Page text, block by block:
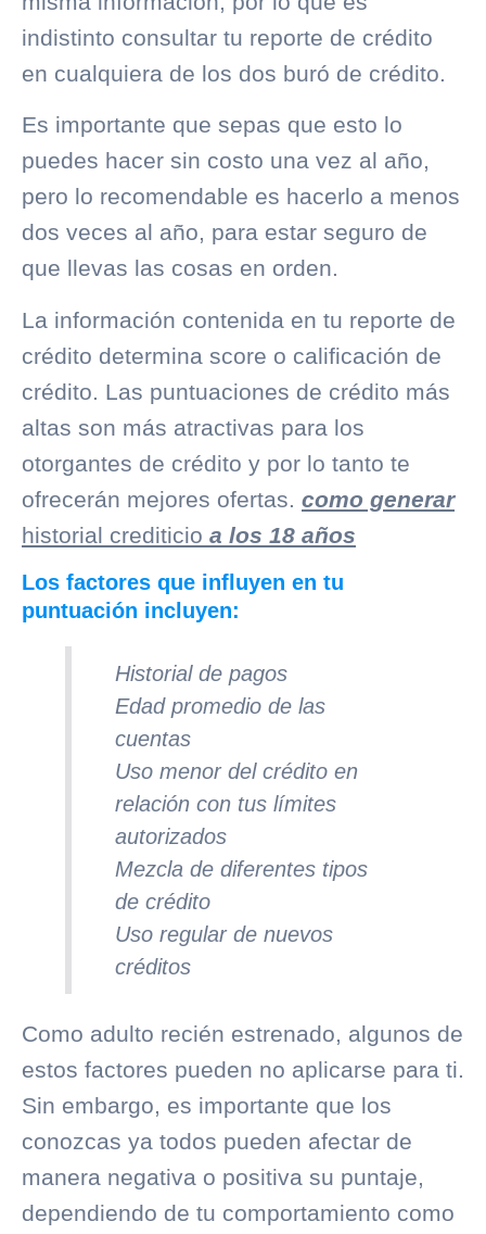
indistinto consultar tu reporte de crédito
en cualquiera de los dos buró de crédito.
Es importante que sepas que esto lo
puedes hacer sin costo una vez al año,
pero lo recomendable es hacerlo a menos
dos veces al año, para estar seguro de
que llevas las cosas en orden.
La información contenida en tu reporte de
crédito determina score o calificación de
crédito. Las puntuaciones de crédito más
altas son más atractivas para los
otorgantes de crédito y por lo tanto te
ofrecerán mejores ofertas. como generar
historial crediticio a los 18 años
Los factores que influyen en tu
puntuación incluyen:
Historial de pagos
Edad promedio de las
cuentas
Uso menor del crédito en
relación con tus límites
autorizados
Mezcla de diferentes tipos
de crédito
Uso regular de nuevos
créditos
Como adulto recién estrenado, algunos de
estos factores pueden no aplicarse para ti.
Sin embargo, es importante que los
conozcas ya todos pueden afectar de
manera negativa o positiva su puntaje,
dependiendo de tu comportamiento como